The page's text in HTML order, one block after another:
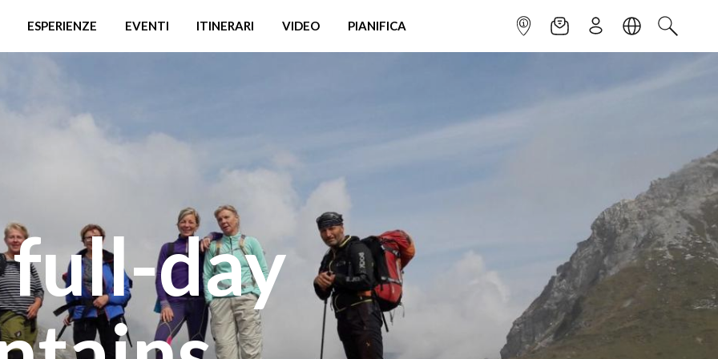
ESPERIENZE EVENTI ITINERARI VIDEO PIANIFICA INFOPOINTNEWSLETTER
ISCRIVITILINGUACERCA
day